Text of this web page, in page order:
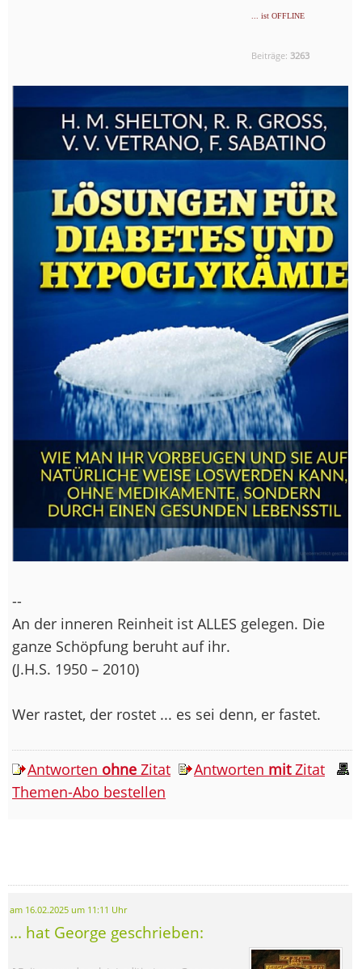
... ist OFFLINE
Beiträge:3263
--
An der inneren Reinheit ist ALLES gelegen. Die
ganze Schöpfung beruht auf ihr.
(J.H.S. 1950 – 2010)
Wer rastet, der rostet ... es sei denn, er fastet.
Antworten ohne Zitat Antworten mitZitat
Themen-Abo bestellen
am 16.02.2025 um 11:11 Uhr
... hat George geschrieben: